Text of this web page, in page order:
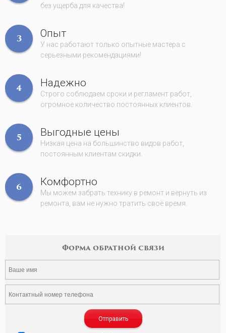
без ущерба для качества!
3 Опыт
У нас работают только опытные мастера с
серьезными рекомендациями!
4 Надежно
Строго соблюдаем сроки и регламент работ,
огромное количество постоянных клиентов.
5 Выгодные цены
Низкая цена на большинство видов работ,
постоянным клиентам скидки.
6 Комфортно
Мы можем забрать технику в ремонт и вернуть из
ремонта, вам не нужно тратить своё время.
Форма обратной связи
Отправить